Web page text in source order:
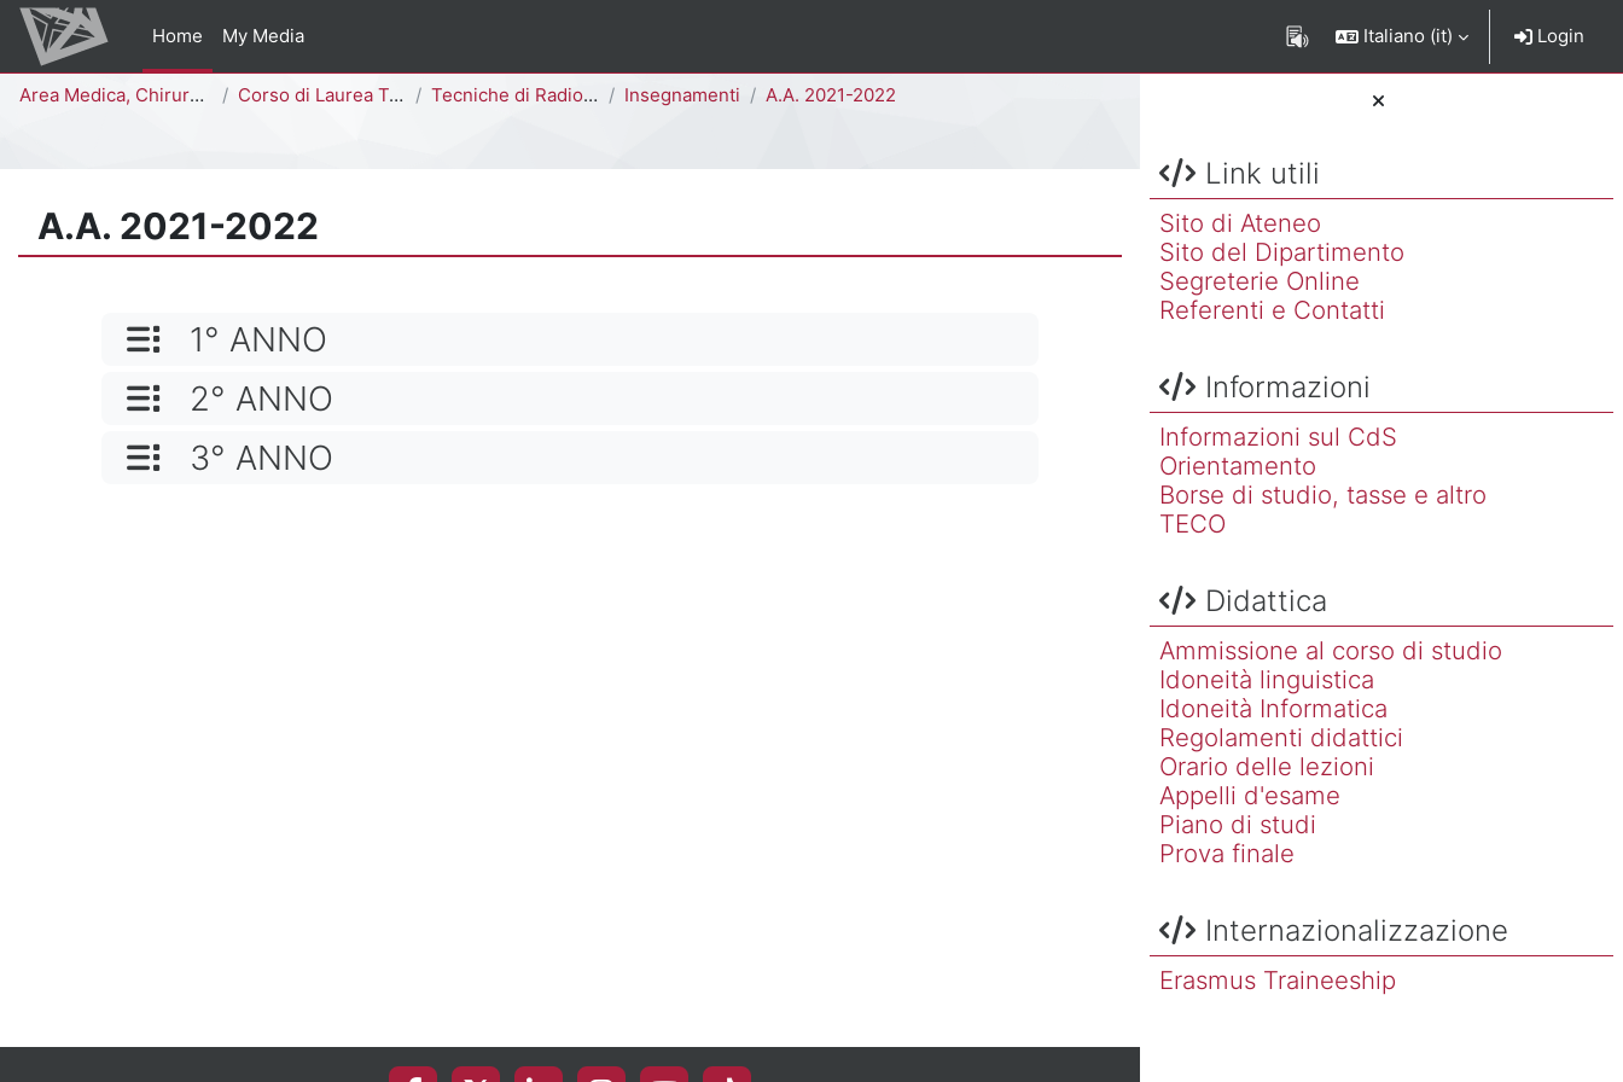
Vai al contenuto principale
Home
My Media Italiano ‎(it)‎ Login
Blocchi
Salta Link utiliLink utili
Sito di Ateneo
Sito del Dipartimento
Segreterie Online
Referenti e Contatti
Salta Informazioni
Informazioni
Informazioni sul CdS
Orientamento
Borse di studio, tasse e altro
TECO
Salta Didattica
Didattica
Ammissione al corso di studio
Idoneità linguistica
Idoneità Informatica
Regolamenti didattici
Orario delle lezioni
Appelli d'esame
Piano di studi
Prova finale
Salta Internazionalizzazione
Internazionalizzazione
Erasmus Traineeship
Percorso della paginaArea Medica, Chirurgica e dei Servizi Clinici Corso di Laurea Triennale Tecniche di Radiologia Medica, per Immagini e Radioterapia [I0303D] Insegnamenti A.A. 2021-2022
A.A. 2021-2022
NOME CATEGORIA
1° ANNO
NOME CATEGORIA
2° ANNO
NOME CATEGORIA
3° ANNO